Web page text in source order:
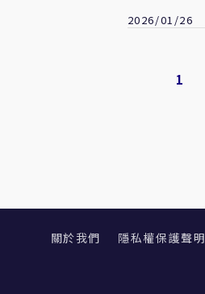
2026/01/26
1
關於我們 隱私權保護聲明